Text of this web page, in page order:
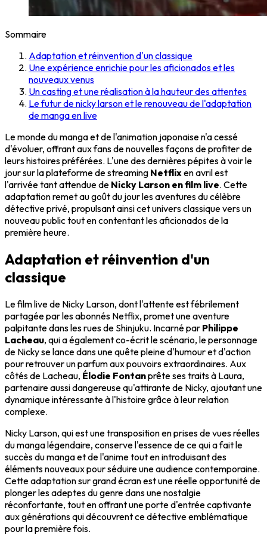
Sommaire
Adaptation et réinvention d'un classique
Une expérience enrichie pour les aficionados et les
nouveaux venus
Un casting et une réalisation à la hauteur des attentes
Le futur de nicky larson et le renouveau de l'adaptation
de manga en live
Le monde du manga et de l'animation japonaise n'a cessé
d'évoluer, offrant aux fans de nouvelles façons de profiter de
leurs histoires préférées. L'une des dernières pépites à voir le
jour sur la plateforme de streaming Netflixen avril est
l'arrivée tant attendue de Nicky Larson en film live. Cette
adaptation remet au goût du jour les aventures du célèbre
détective privé, propulsant ainsi cet univers classique vers un
nouveau public tout en contentant les aficionados de la
première heure.
Adaptation et réinvention d'un
classique
Le film live de Nicky Larson, dont l'attente est fébrilement
partagée par les abonnés Netflix, promet une aventure
palpitante dans les rues de Shinjuku. Incarné par Philippe
Lacheau, qui a également co-écrit le scénario, le personnage
de Nicky se lance dans une quête pleine d'humour et d'action
pour retrouver un parfum aux pouvoirs extraordinaires. Aux
côtés de Lacheau, Élodie Fontanprête ses traits à Laura,
partenaire aussi dangereuse qu'attirante de Nicky, ajoutant une
dynamique intéressante à l'histoire grâce à leur relation
complexe.
Nicky Larson, qui est une transposition en prises de vues réelles
du manga légendaire, conserve l'essence de ce qui a fait le
succès du manga et de l'anime tout en introduisant des
éléments nouveaux pour séduire une audience contemporaine.
Cette adaptation sur grand écran est une réelle opportunité de
plonger les adeptes du genre dans une nostalgie
réconfortante, tout en offrant une porte d'entrée captivante
aux générations qui découvrent ce détective emblématique
pour la première fois.